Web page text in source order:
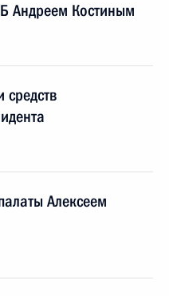
Андреем Костиным
Алексеем